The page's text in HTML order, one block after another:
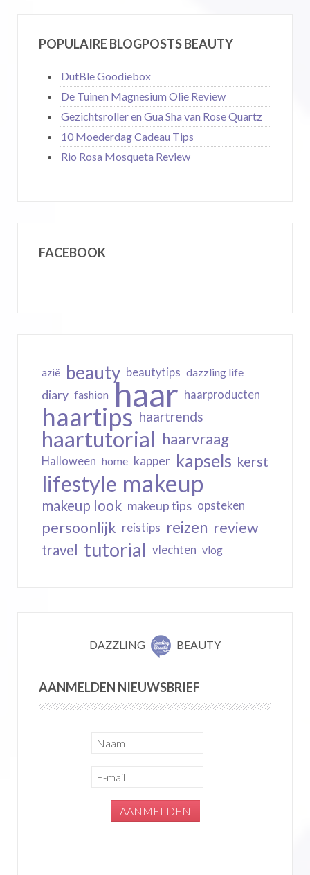
POPULAIRE BLOGPOSTS BEAUTY
DutBle Goodiebox
De Tuinen Magnesium Olie Review
Gezichtsroller en Gua Sha van Rose Quartz
10 Moederdag Cadeau Tips
Rio Rosa Mosqueta Review
FACEBOOK
azië beauty beautytips dazzling life
diary fashion haar haarproducten
haartips haartrends
haartutorial haarvraag
Halloween home kapper kapsels kerst
lifestyle makeup
makeup look makeup tips opsteken
persoonlijk reistips reizen review
travel tutorial vlechten vlog
DAZZLING BEAUTY
AANMELDEN NIEUWSBRIEF